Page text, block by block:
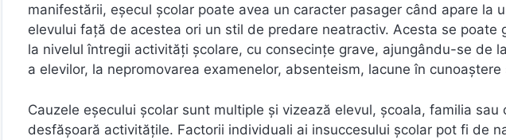
manifestării, eșecul școlar poate avea un caracter pasager când apare la
elevului față de acestea ori un stil de predare neatractiv. Acesta se poate
la nivelul întregii activități școlare, cu consecințe grave, ajungându-se de
a elevilor, la nepromovarea examenelor, absenteism, lacune în
Cauzele eșecului școlar sunt multiple și vizează elevul, școala, familia sau
desfășoară activitățile. Factorii individuali ai insuccesului școlar pot fi de